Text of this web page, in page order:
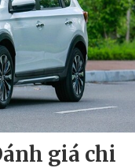
giá chi